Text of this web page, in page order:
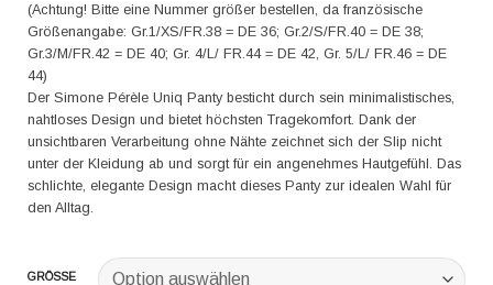
(Achtung! Bitte eine Nummer größer bestellen, da französische
Größenangabe: Gr.1/XS/FR.38 = DE 36; Gr.2/S/FR.40 = DE 38;
Gr.3/M/FR.42 = DE 40; Gr. 4/L/ FR.44 = DE 42, Gr. 5/L/ FR.46 = DE
44)
Der Simone Pérèle Uniq Panty besticht durch sein minimalistisches,
nahtloses Design und bietet höchsten Tragekomfort. Dank der
unsichtbaren Verarbeitung ohne Nähte zeichnet sich der Slip nicht
unter der Kleidung ab und sorgt für ein angenehmes Hautgefühl. Das
schlichte, elegante Design macht dieses Panty zur idealen Wahl für
den Alltag.
GRÖSSE